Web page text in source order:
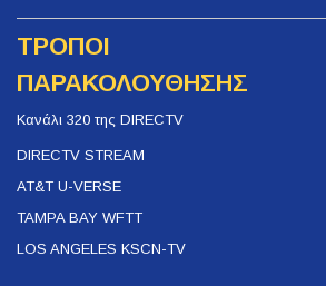
ΤΡΟΠΟΙ
ΠΑΡΑΚΟΛΟΥΘΗΣΗΣ
Κανάλι 320 της DIRECTV
DIRECTV STREAM
AT&T U-VERSE
TAMPA BAY WFTT
LOS ANGELES KSCN-TV